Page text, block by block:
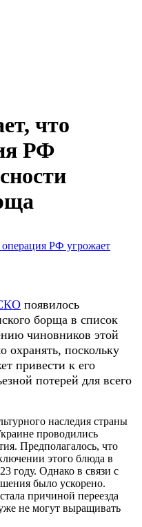
что
РФ
появилось
борща в список
чиновников этой
охранять, поскольку
привести к его
потерей для всего
наследия страны
проводились
Предполагалось, что
этого блюда в
году. Однако в связи с
было ускорено.
причиной переезда
не могут выращивать